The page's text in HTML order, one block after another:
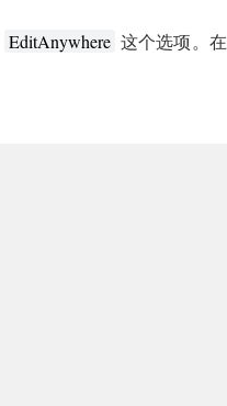
EditAnywhere 这个选项。在